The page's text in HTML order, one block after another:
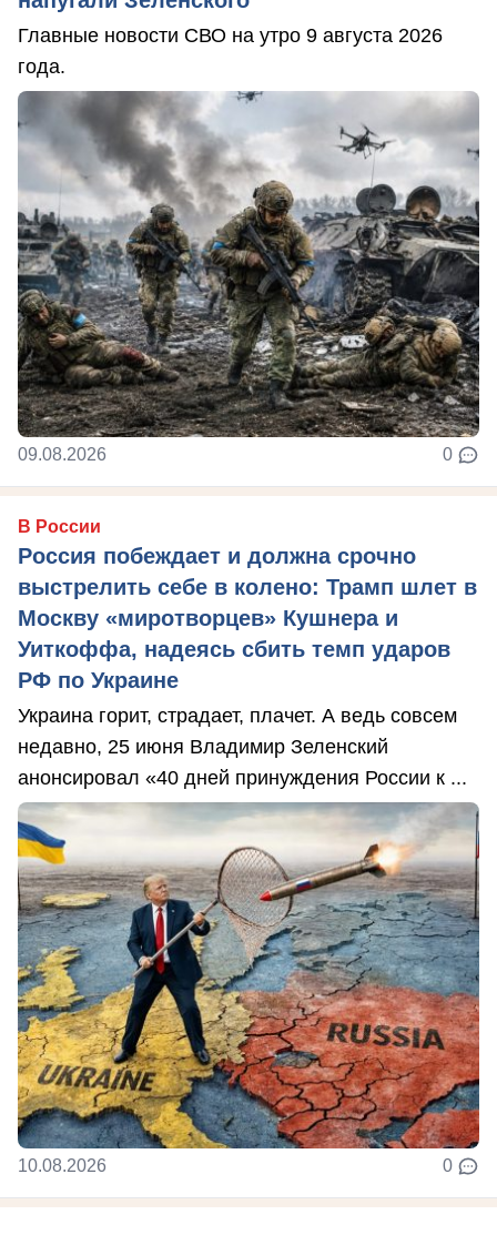
Главные новости СВО на утро 9 августа 2026
года.
09.08.2026 0
В России
Россия побеждает и должна срочно
выстрелить себе в колено: Трамп шлет в
Москву «миротворцев» Кушнера и
Уиткоффа, надеясь сбить темп ударов
РФ по Украине
Украина горит, страдает, плачет. А ведь совсем
недавно, 25 июня Владимир Зеленский
анонсировал «40 дней принуждения России к ...
10.08.2026 0